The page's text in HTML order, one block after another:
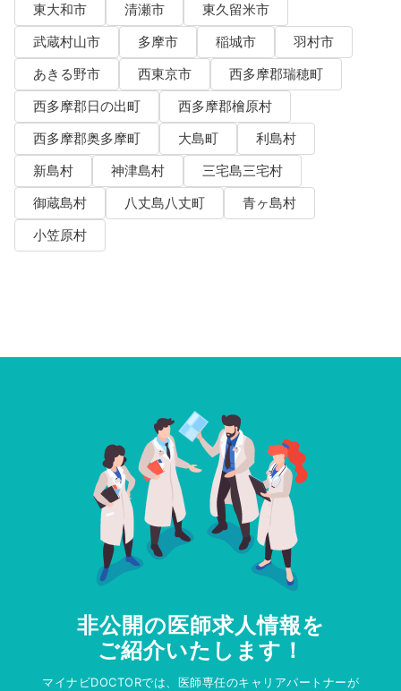
東大和市
清瀬市
東久留米市
武蔵村山市
多摩市 稲城市
羽村市
あきる野市
西東京市
西多摩郡瑞穂町
西多摩郡日の出町
西多摩郡檜原村
西多摩郡奥多摩町
大島町
利島村
新島村
神津島村
三宅島三宅村
御蔵島村
八丈島八丈町
青ヶ島村
小笠原村
非公開の医師求人情報を
ご紹介いたします！
マイナビDOCTORでは、医師専任のキャリアパートナーが